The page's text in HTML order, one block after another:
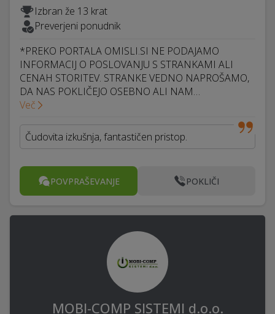
Izbran že 13 krat
Preverjeni ponudnik
*PREKO PORTALA OMISLI.SI NE PODAJAMO
INFORMACIJ O POSLOVANJU S STRANKAMI ALI
CENAH STORITEV. STRANKE VEDNO NAPROŠAMO,
DA NAS POKLIČEJO OSEBNO ALI NAM…
Več
Čudovita izkušnja, fantastičen pristop.
POVPRAŠEVANJE POKLIČI
MOBI-COMP SISTEMI d.o.o.